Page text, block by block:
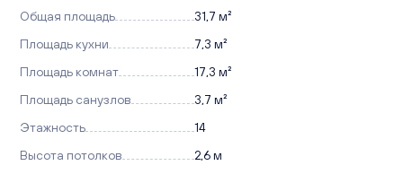
Общая площадь
31,7 м²
Площадь кухни
7,3 м²
Площадь комнат
17,3 м²
Площадь санузлов
3,7 м²
Этажность
14
Высота потолков
2,6 м